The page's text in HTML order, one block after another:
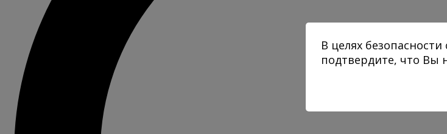
В целях безопасности
подтвердите, что Вы